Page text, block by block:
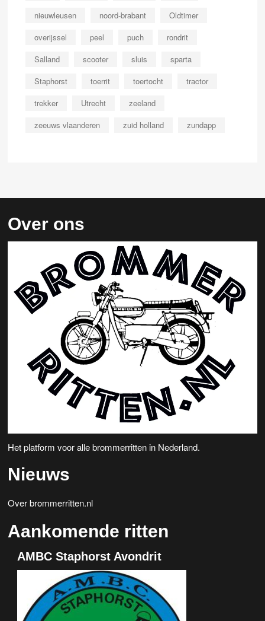
nieuwleusen
noord-brabant
Oldtimer
overijssel
peel puch
rondrit
Salland
scooter sluis
sparta
Staphorst
toerrit toertocht
tractor
trekker
Utrecht
zeeland
zeeuws vlaanderen
zuid holland zundapp
Over ons
Het platform voor alle brommerritten in Nederland.
Nieuws
Over brommerritten.nl
Aankomende ritten
AMBC Staphorst Avondrit